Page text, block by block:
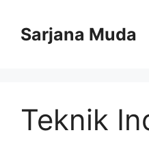
Sarjana Muda
Teknik